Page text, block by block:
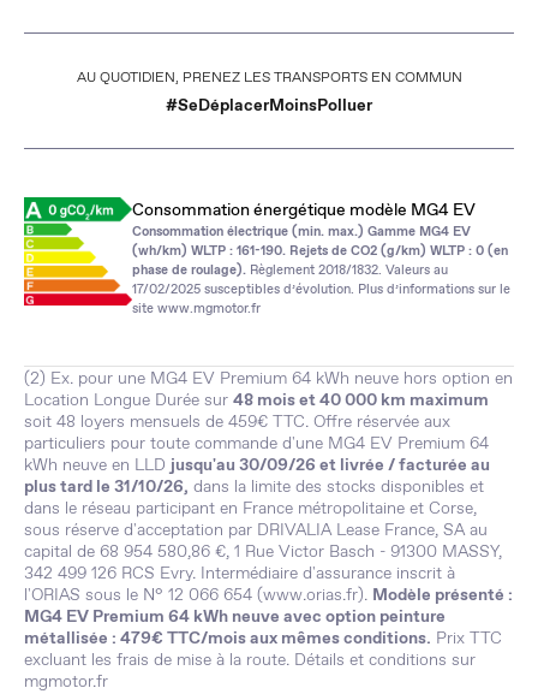
POUR LES TRAJETS COURTS, PRIVILÉGIEZ LA MARCHE OU LE VÉLO
#SeDéplacerMoinsPolluer
Consommation énergétique modèle MG4 EV
Consommation électrique (min. max.) Gamme MG4 EV
(wh/km) WLTP : 161-190. Rejets de CO2 (g/km) WLTP : 0 (en
phase de roulage). Règlement 2018/1832. Valeurs au
17/02/2025 susceptibles d’évolution. Plus d’informations sur le
site www.mgmotor.fr
(2) Ex. pour une MG4 EV Premium 64 kWh neuve hors option en
Location Longue Durée sur 48 mois et 40 000 km maximum
soit 48 loyers mensuels de 459€ TTC. Offre réservée aux
particuliers pour toute commande d'une MG4 EV Premium 64
kWh neuve en LLD jusqu'au 30/09/26 et livrée / facturée au
plus tard le 31/10/26, dans la limite des stocks disponibles et
dans le réseau participant en France métropolitaine et Corse,
sous réserve d'acceptation par DRIVALIA Lease France, SA au
capital de 68 954 580,86 €, 1 Rue Victor Basch - 91300 MASSY,
342 499 126 RCS Evry. Intermédiaire d'assurance inscrit à
l'ORIAS sous le N° 12 066 654 (www.orias.fr). Modèle présenté :
MG4 EV Premium 64 kWh neuve avec option peinture
métallisée : 479€ TTC/mois aux mêmes conditions. Prix TTC
excluant les frais de mise à la route. Détails et conditions sur
mgmotor.fr